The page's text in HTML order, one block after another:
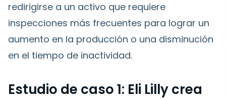
redirigirse a un activo que requiere
inspecciones más frecuentes para lograr un
aumento en la producción o una disminución
en el tiempo de inactividad.
Estudio de caso 1: Eli Lilly crea